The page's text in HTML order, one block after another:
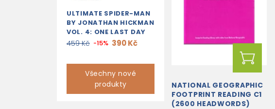
ULTIMATE SPIDER-MAN
BY JONATHAN HICKMAN
VOL. 4: ONE LAST DAY
459 Kč -15% 390 Kč
Všechny nové
produkty
NATIONAL GEOGRAPHIC
FOOTPRINT READING C1
(2600 HEADWORDS)